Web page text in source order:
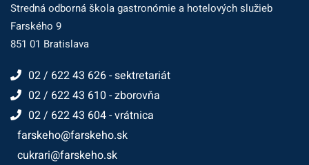
Stredná odborná škola gastronómie a hotelových služieb
Farského 9
851 01 Bratislava
02 / 622 43 626 - sektretariát
02 / 622 43 610 - zborovňa
02 / 622 43 604 - vrátnica
farskeho@farskeho.sk
cukrari@farskeho.sk